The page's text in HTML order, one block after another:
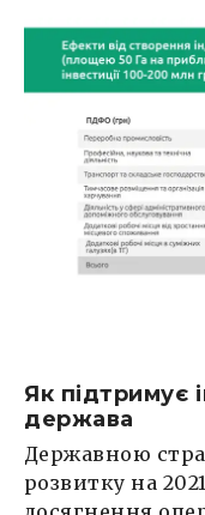
Як підтримує
держава
Державною
розвитку на